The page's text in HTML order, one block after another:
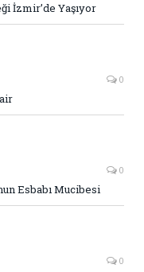
İzmir’de Yaşıyor
0
0
Esbabı Mucibesi
0